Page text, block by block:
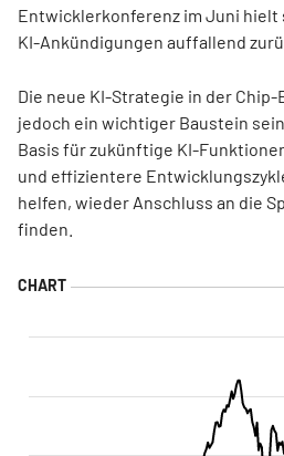
Entwicklerkonferenz im Juni
KI-Ankündigungen auffallend
Die neue KI-Strategie in der
jedoch ein wichtiger Baustein
Basis für zukünftige KI-
und effizientere
helfen, wieder Anschluss an die
finden.